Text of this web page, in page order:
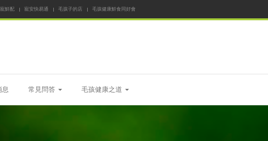
鮮配 寵安快易通 毛孩子的店 毛孩健康鮮食同好會
常見問答 毛孩健康之道